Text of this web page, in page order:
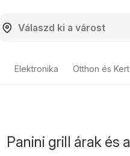
Elektronika Otthon és Kert
Panini grill árak és